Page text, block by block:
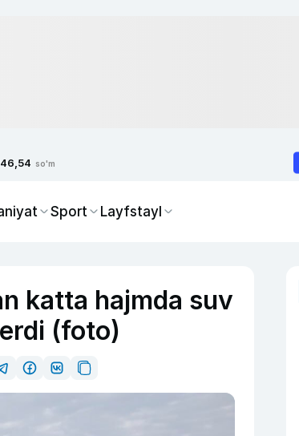
so'm
Sport Layfstayl
katta hajmda suv
(foto)